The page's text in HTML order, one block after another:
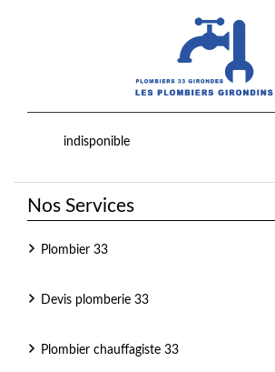
indisponible
Nos Services
Plombier 33
Devis plomberie 33
Plombier chauffagiste 33